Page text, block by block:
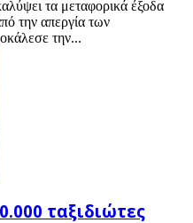
τα μεταφορικά έξοδα
την απεργία των
την...
ταξιδιώτες